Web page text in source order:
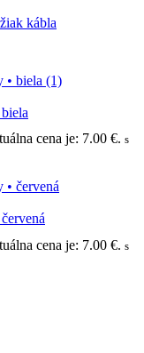
kábla
cena je: 7.00 €. s
cena je: 7.00 €. s